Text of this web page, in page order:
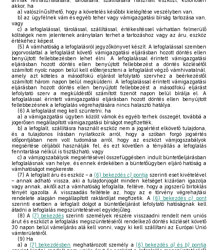
akkor, ha
a) valószínűsíthető, hogy a követelés későbbi kielégítése veszélyben van,
b) az ügyfélnek vám és egyéb teher vagy vámigazgatási bírság tartozása van,
vagy
c) a lefoglalással, tárolással, szállítással, értékesítéssel várhatóan felmerülő
költségek nem jelentenek aránytalan terhet a tartozáshoz vagy az áru, eszköz
értékéhez képest.
(5) A vámhatóság a lefoglalásról jegyzőkönyvet készít. A lefoglalással szemben
jogorvoslattal a lefoglalást követő vámigazgatási eljárásban hozott döntés ellen
benyújtott fellebbezésben lehet élni. A lefoglalással érintett vámigazgatási
eljárásban hozott döntés ellen benyújtott fellebbezést a döntés közlésétől
számított nyolc napon belül kell előterjeszteni a lefoglalást végző vámhivatalnál,
amely azt köteles a másodfokú eljárást lefolytató szervhez a beérkezéstől
számított három napon belül megküldeni. A lefoglalással érintett vámigazgatási
eljárásban hozott döntés ellen benyújtott fellebbezést a másodfokú eljárást
lefolytató szerv a megküldéstől számított tizenöt napon belül bírálja el. A
lefoglalással érintett vámigazgatási eljárásban hozott döntés ellen benyújtott
fellebbezésnek a lefoglalás végrehajtására nincs halasztó hatálya.
(6) A lefoglalást meg kell szüntetni, ha
a) a vámigazgatási ügyben közölt vámok és egyéb terhek összegét, továbbá a
jogerősen megállapított vámigazgatási bírságot megfizették,
b) a lefoglalt, szállításra használt eszköz nem a jogsértést elkövető tulajdona,
és a tulajdonos írásban nyilatkozik arról, hogy a szóban forgó jogsértés
időpontjában nem volt tudomása arról, hogy az eszközt vámjogszabályok
megsértése céljából használják fel, és ezt követően a tényállás a lefoglalás
fenntartása nélkül is tisztázható, vagy
c) a vámjogszabályok megsértésével összefüggésben indult büntetőeljárásban
lefoglalásnak van helye, és ennek érdekében a büntetőügyben eljáró hatóság a
vámhatóságot megkereste.
(7) A lefoglalt áru és eszköz – a (6) bekezdés c) pontja szerinti eset kivételével
– annak adható vissza, aki a tulajdonjogát minden kétséget kizáróan igazolja
vagy annak, akitől azt a vámhatóság lefoglalta, feltéve, hogy a jogszerű birtoklás
tényét igazolta. A visszaadás feltétele az, hogy az e törvény végrehajtási
rendelete alapján megállapított raktárdíjat megfizetik. A (6) bekezdésc)
pont
szerinti esetben a lefoglalt dolgot a büntetőeljárást lefolytató hatóságnak kell
átadni a lefoglalás megszüntetésével egyidejűleg.
(8) A (7) bekezdés szerinti személyek részére visszaadni rendelt nem uniós
árut és eszközt a lefoglalás megszüntetéséről rendelkező döntés közlését követő
30 napon belül vámeljárás alá kell vonni, vagy ki kell szállítani az Európai Unió
vámterületéről.
(9) Ha
a) a (7) bekezdésben meghatározott személy a (6) bekezdés a) és b) pontja